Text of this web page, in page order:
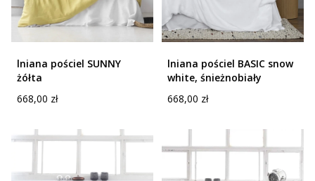
lniana pościel SUNNY
żółta
Cena
668,00 zł
lniana pościel BASIC snow
white, śnieżnobiały
Cena
668,00 zł